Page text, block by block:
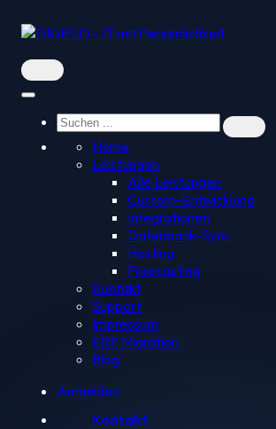
Home
Leistungen
Alle Leistungen
Custom-Entwicklung
Integrationen
Datenbank-Sync
Hosting
Forecasting
Kontakt
Support
Impressum
ERP Migration
Blog
Anmelden
Kontakt